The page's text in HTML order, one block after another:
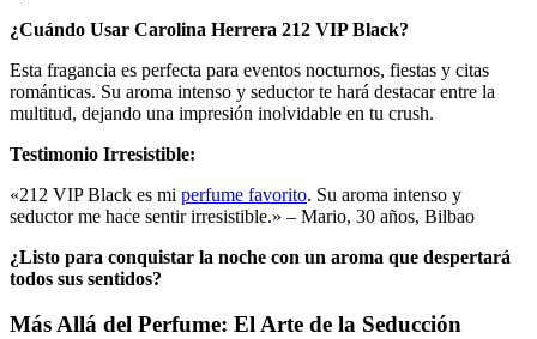
¿Cuándo Usar Carolina Herrera 212 VIP Black?
Esta fragancia es perfecta para eventos nocturnos, fiestas y citas
románticas. Su aroma intenso y seductor te hará destacar entre la
multitud, dejando una impresión inolvidable en tu crush.
Testimonio Irresistible:
«212 VIP Black es mi perfume favorito. Su aroma intenso y
seductor me hace sentir irresistible.» – Mario, 30 años, Bilbao
¿Listo para conquistar la noche con un aroma que despertará
todos sus sentidos?
Más Allá del Perfume: El Arte de la Seducción